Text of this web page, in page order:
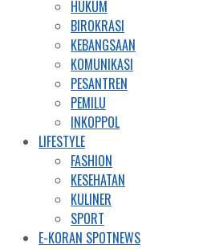
HUKUM
BIROKRASI
KEBANGSAAN
KOMUNIKASI
PESANTREN
PEMILU
INKOPPOL
LIFESTYLE
FASHION
KESEHATAN
KULINER
SPORT
E-KORAN SPOTNEWS